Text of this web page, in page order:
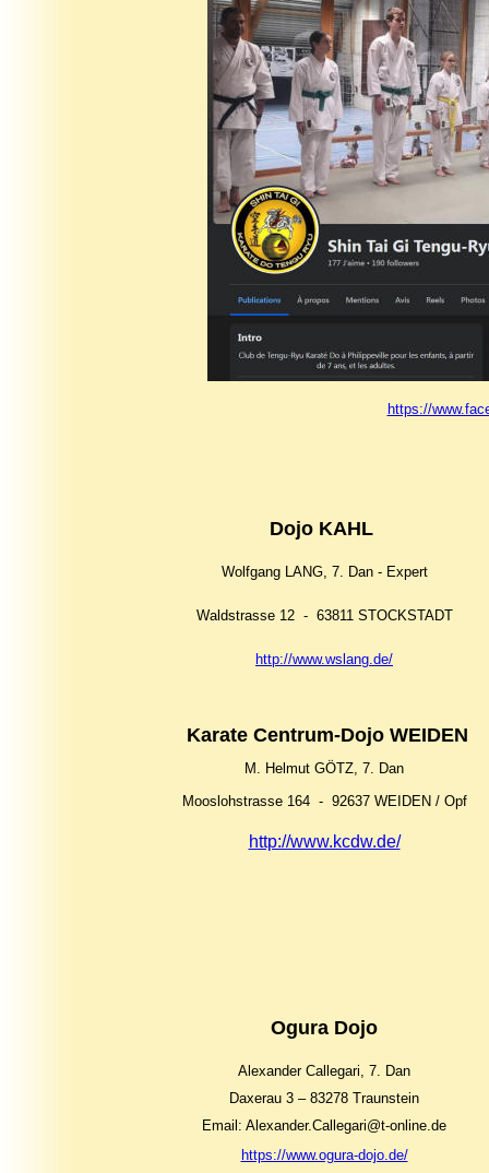
https://
Dojo KAHL
Wolfgang LANG, 7. Dan - Expert
Waldstrasse 12 - 63811 STOCKSTADT
http://www.wslang.de/
Karate Centrum-Dojo WEIDEN
M. Helmut GÖTZ, 7. Dan
Mooslohstrasse 164 - 92637 WEIDEN / Opf
http://www.kcdw.de/
Ogura Dojo
Alexander Callegari, 7. Dan
Daxerau 3 – 83278 Traunstein
Email: Alexander.Callegari@t-online.de
https://www.ogura-dojo.de/